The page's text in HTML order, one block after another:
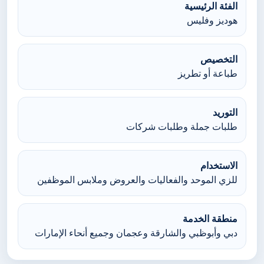
الفئة الرئيسية
هوديز وفليس
التخصيص
طباعة أو تطريز
التوريد
طلبات جملة وطلبات شركات
الاستخدام
للزي الموحد والفعاليات والعروض وملابس الموظفين
منطقة الخدمة
دبي وأبوظبي والشارقة وعجمان وجميع أنحاء الإمارات